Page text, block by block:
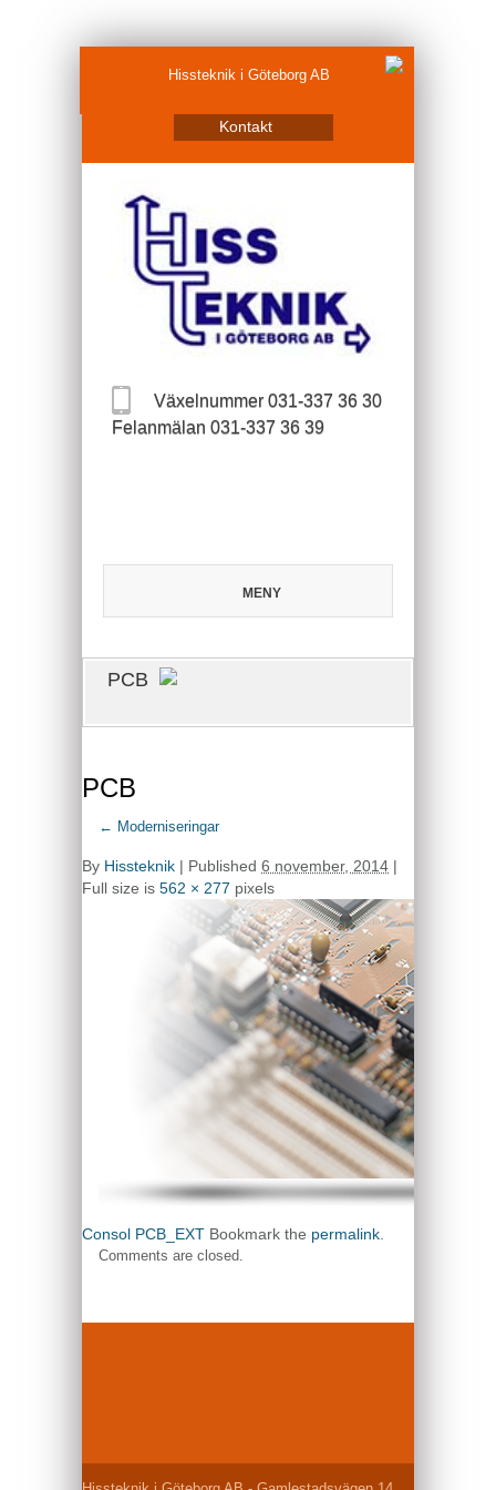
Hissteknik i Göteborg AB
Kontakt
Växelnummer 031-337 36 30
Felanmälan 031-337 36 39
MENY
PCB
PCB
← Moderniseringar
By Hissteknik | Published 6 november, 2014 |
Full size is 562 × 277 pixels
Consol PCB_EXT Bookmark the permalink.
Comments are closed.